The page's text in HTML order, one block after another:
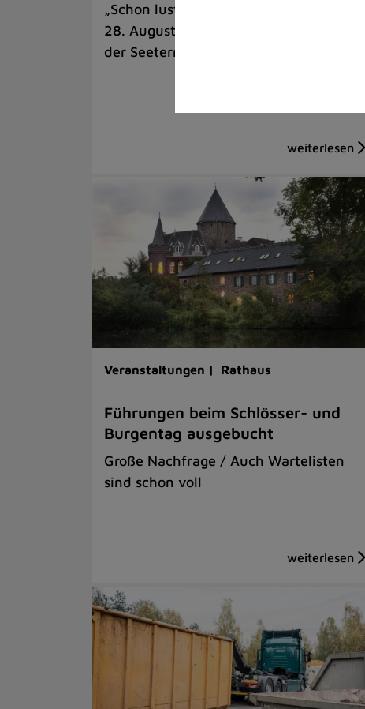
„Schon lustig, wenn’s witzig ist!“ am
28. August auf der Sommerbühne an
der Seeterrasse
Veranstaltungen | Rathaus
Führungen beim Schlösser- und
Burgentag ausgebucht
Große Nachfrage / Auch Wartelisten
sind schon voll